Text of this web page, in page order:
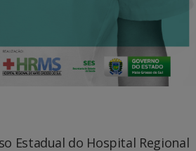
Estadual do Hospital Regional